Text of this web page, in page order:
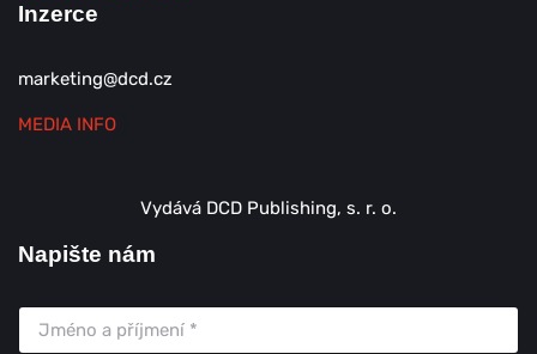
Inzerce
marketing@dcd.cz
MEDIA INFO
Vydává DCD Publishing, s. r. o.
Napište nám